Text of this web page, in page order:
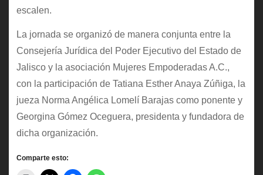
escalen.
La jornada se organizó de manera conjunta entre la
Consejería Jurídica del Poder Ejecutivo del Estado de
Jalisco y la asociación Mujeres Empoderadas A.C.,
con la participación de Tatiana Esther Anaya Zúñiga, la
jueza Norma Angélica Lomelí Barajas como ponente y
Georgina Gómez Oceguera, presidenta y fundadora de
dicha organización.
Comparte esto: